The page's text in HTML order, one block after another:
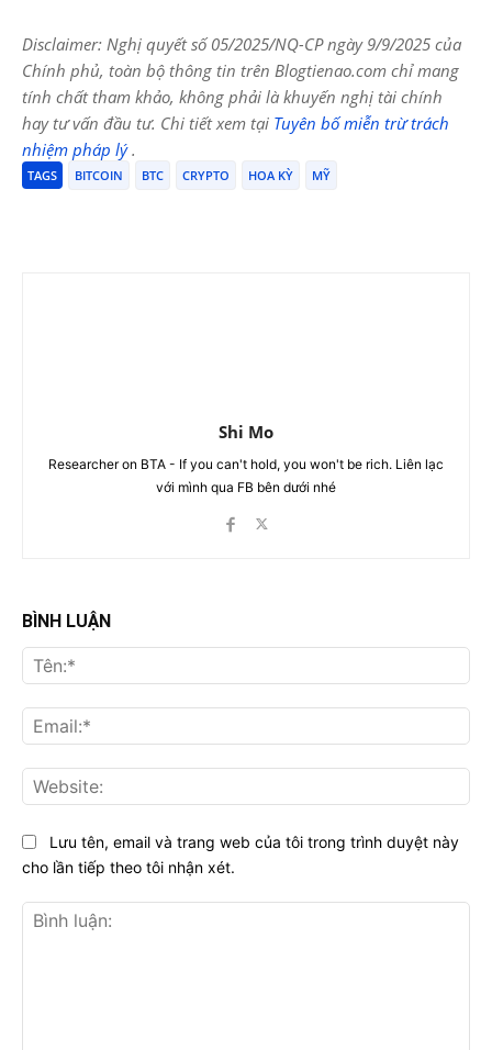
Disclaimer: Nghị quyết số 05/2025/NQ-CP ngày 9/9/2025 của
Chính phủ, toàn bộ thông tin trên Blogtienao.com chỉ mang
tính chất tham khảo, không phải là khuyến nghị tài chính
hay tư vấn đầu tư. Chi tiết xem tại Tuyên bố miễn trừ trách
nhiệm pháp lý.
TAGS BITCOIN BTC CRYPTO HOA KỲ MỸ
Shi Mo
Researcher on BTA - If you can't hold, you won't be rich. Liên lạc
với mình qua FB bên dưới nhé
BÌNH LUẬN
Lưu tên, email và trang web của tôi trong trình duyệt này
cho lần tiếp theo tôi nhận xét.